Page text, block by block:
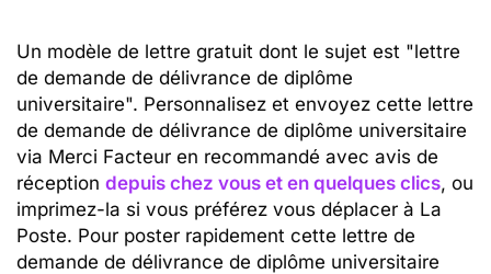
Un modèle de lettre gratuit dont le sujet est "lettre
de demande de délivrance de diplôme
universitaire". Personnalisez et envoyez cette lettre
de demande de délivrance de diplôme universitaire
via Merci Facteur en recommandé avec avis de
réception depuis chez vous et en quelques clics, ou
imprimez-la si vous préférez vous déplacer à La
Poste. Pour poster rapidement cette lettre de
demande de délivrance de diplôme universitaire